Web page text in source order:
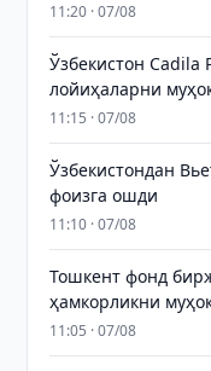
11:20 · 07/08
Ўзбекистон Cadila
лойиҳаларни
11:15 · 07/08
Ўзбекистондан
фоизга ошди
11:10 · 07/08
Тошкент фонд
ҳамкорликни
11:05 · 07/08